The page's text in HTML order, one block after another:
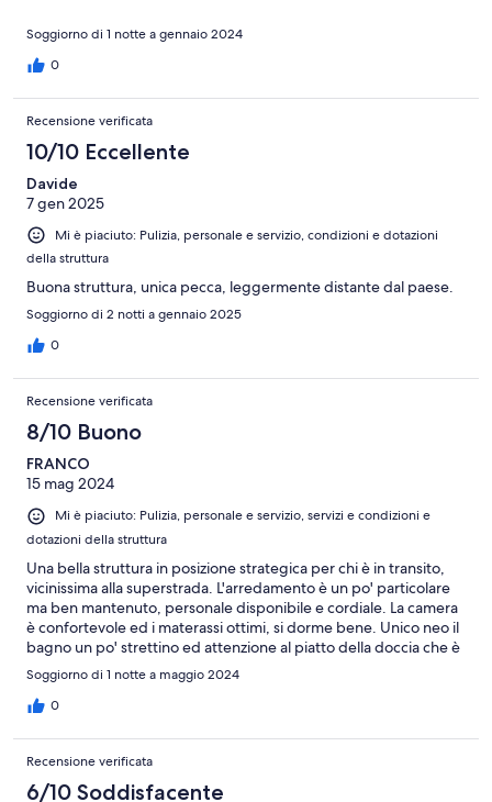
Soggiorno di 1 notte a gennaio 2024
0
Recensione verificata
10/10 Eccellente
Davide
7 gen 2025
Mi è piaciuto: Pulizia, personale e servizio, condizioni e dotazioni
della struttura
Buona struttura, unica pecca, leggermente distante dal paese.
Soggiorno di 2 notti a gennaio 2025
0
Recensione verificata
8/10 Buono
FRANCO
15 mag 2024
Mi è piaciuto: Pulizia, personale e servizio, servizi e condizioni e
dotazioni della struttura
Una bella struttura in posizione strategica per chi è in transito,
vicinissima alla superstrada. L'arredamento è un po' particolare
ma ben mantenuto, personale disponibile e cordiale. La camera
è confortevole ed i materassi ottimi, si dorme bene. Unico neo il
bagno un po' strettino ed attenzione al piatto della doccia che è
molto scivoloso e si rischia di cadere.
Soggiorno di 1 notte a maggio 2024
0
Recensione verificata
6/10 Soddisfacente